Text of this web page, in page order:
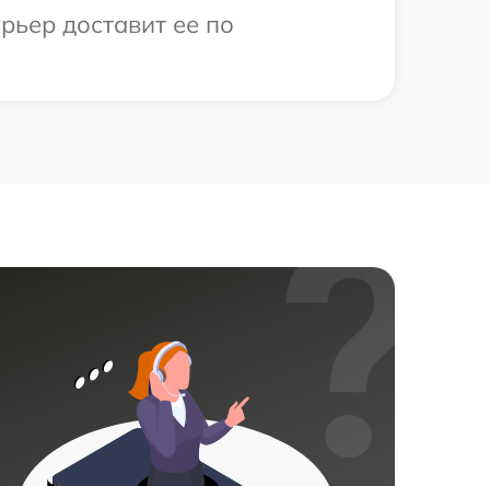
доставит ее по